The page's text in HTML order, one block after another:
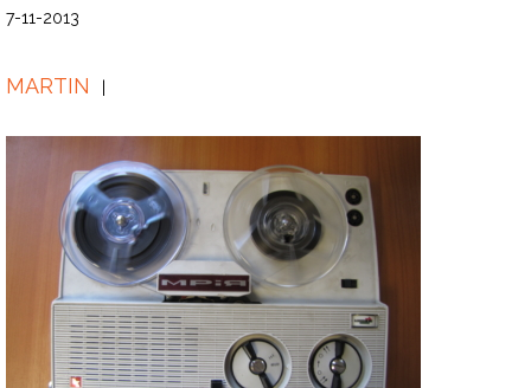
7-11-2013
MARTIN